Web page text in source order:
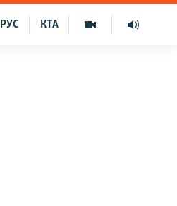
КТА
РУС